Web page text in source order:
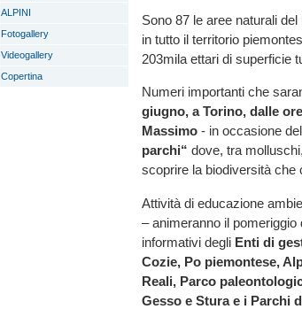
ALPINI
Fotogallery
Videogallery
Copertina
Sono 87 le aree naturali
in tutto il territorio
203mila ettari di superficie
Numeri importanti che
giugno, a Torino, dalle
Massimo - in occasione
parchi“ dove, tra
scoprire la biodiversità che
Attività di educazione
– animeranno il
informativi degli Enti di
Cozie, Po piemontese,
Reali, Parco
Gesso e Stura e i Parchi